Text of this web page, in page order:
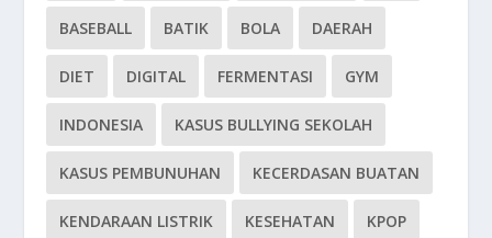
BASEBALL BATIK BOLA DAERAH
DIET DIGITAL FERMENTASI GYM
INDONESIA KASUS BULLYING SEKOLAH
KASUS PEMBUNUHAN KECERDASAN BUATAN
KENDARAAN LISTRIK KESEHATAN KPOP